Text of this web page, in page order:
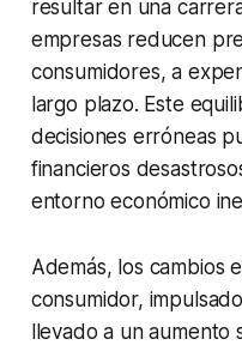
resultar en una
empresas reducen
consumidores, a
largo plazo. Este
decisiones erróneas
financieros
entorno económico
Además, los cambios
consumidor,
llevado a un aumento